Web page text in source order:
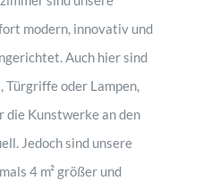
modern, innovativ und
Auch hier sind
Türgriffe oder Lampen,
die Kunstwerke an den
Jedoch sind unsere
4 m²größer und